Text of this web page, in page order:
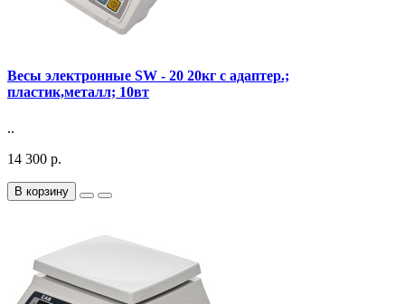
Весы электронные SW - 20 20кг с адаптер.;
пластик,металл; 10вт
..
14 300 р.
В корзину